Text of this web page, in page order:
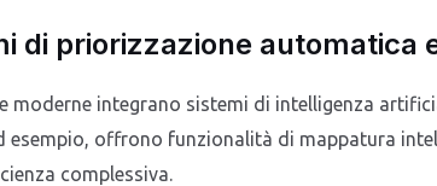
di priorizzazione automatica
moderne integrano sistemi di intelligenza
esempio, offrono funzionalità di mappatura
complessiva.